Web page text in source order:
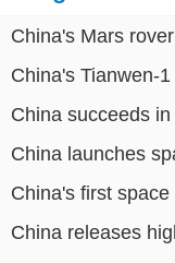
China's Mars
China's Tianwen-
China succeeds
China launches
China's first
China releases